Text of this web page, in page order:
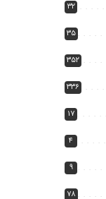
۳۲
۳۵
۳۵۲
۳۳۶
۱۷
۴
۹
۷۸